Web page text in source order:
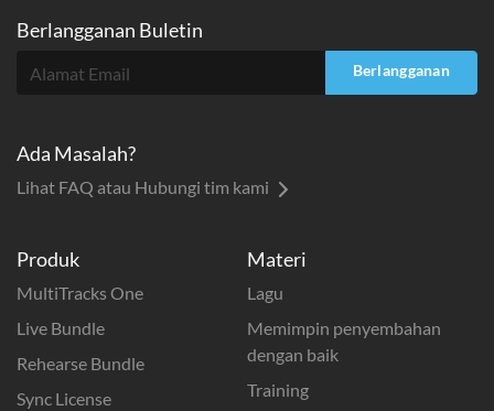
Produk
MultiTracks One
Live Bundle
Rehearse Bundle
Sync License
Materi
Lagu
Memimpin penyembahan
dengan baik
Training
Berlangganan Buletin
Berlangganan
Ada Masalah?
Lihat FAQ atau Hubungi tim kami